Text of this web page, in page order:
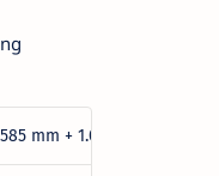
mm + 1.000 mm